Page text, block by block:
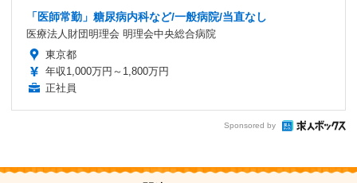
「医師常勤」糖尿病内科など/一般病院/当直なし
医療法人財団明理会 明理会中央総合病院
東京都
年収1,000万円～1,800万円
正社員
Sponsored by